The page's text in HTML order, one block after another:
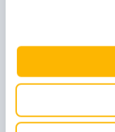
Model
Kleur